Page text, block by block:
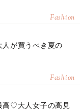
Fashion
が買うべき夏の
Fashion
高♡大人女子の高見